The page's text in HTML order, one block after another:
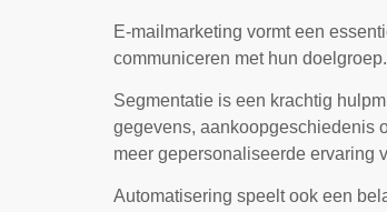
E-mailmarketing vormt een
communiceren met hun
Segmentatie is een krachtig
gegevens, aankoopgeschiedenis
meer gepersonaliseerde ervaring
Automatisering speelt ook een